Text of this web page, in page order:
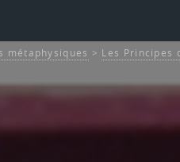
métaphysiques > Les Principes